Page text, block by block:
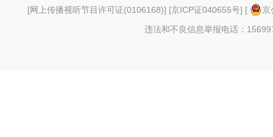
[网上传播视听节目许可证(0106168)] [京ICP证040655号] [
京
违法和不良信息举报电话：